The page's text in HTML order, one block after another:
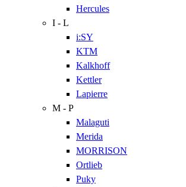
Hercules
I - L
i:SY
KTM
Kalkhoff
Kettler
Lapierre
M - P
Malaguti
Merida
MORRISON
Ortlieb
Puky